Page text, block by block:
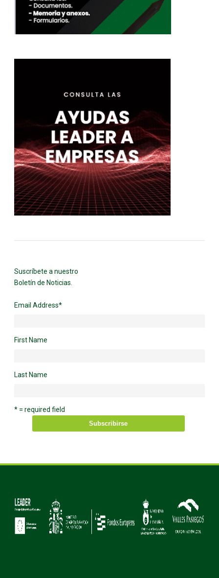
Suscríbete a nuestro
Boletín de Noticias.
Email Address*
First Name
Last Name
* = required field